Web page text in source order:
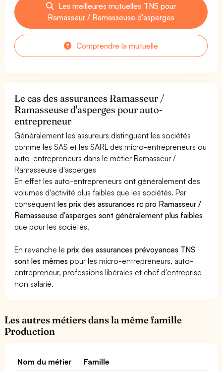
Les meilleures mutuelles TNS pour
Ramasseur / Ramasseuse d'asperges
Comprendre la mutuelle
Le cas des assurances Ramasseur /
Ramasseuse d'asperges pour auto-
entrepreneur
Généralement les assureurs distinguent les sociétés
comme les SAS et les SARL des micro-entrepreneurs ou
auto-entrepreneurs dans le métier Ramasseur /
Ramasseuse d'asperges
En effet les auto-entrepreneurs ont généralement des
volumes d'activité plus faibles que les sociétés. Par
conséquentles prix des assurances rc pro Ramasseur /
Ramasseuse d'asperges sont généralement plus faibles
que pour les sociétés.
En revanche leprix des assurances prévoyances TNS
sont les mêmes pour les micro-entrepreneurs, auto-
entrepreneur, professions libérales et chef d'entreprise
non salarié.
Les autres métiers dans la même famille
Production
Nom du métier
Famille